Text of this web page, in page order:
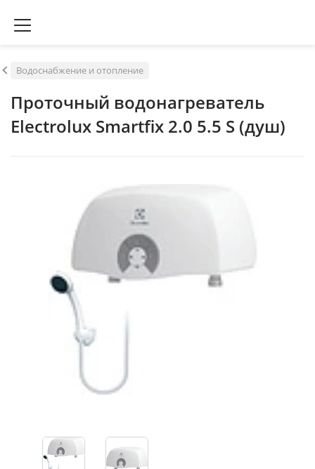
Водоснабжение и отопление
Проточный водонагреватель
Electrolux Smartfix 2.0 5.5 S (душ)